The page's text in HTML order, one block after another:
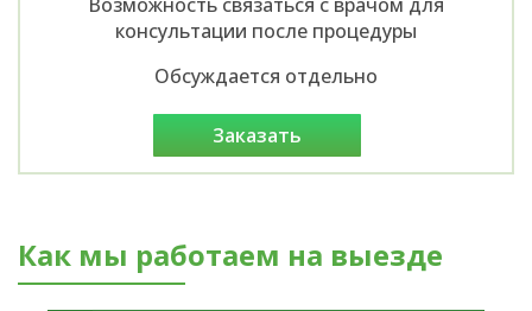
консультации после процедуры
Обсуждается отдельно
заказать
Как мы работаем на выезде